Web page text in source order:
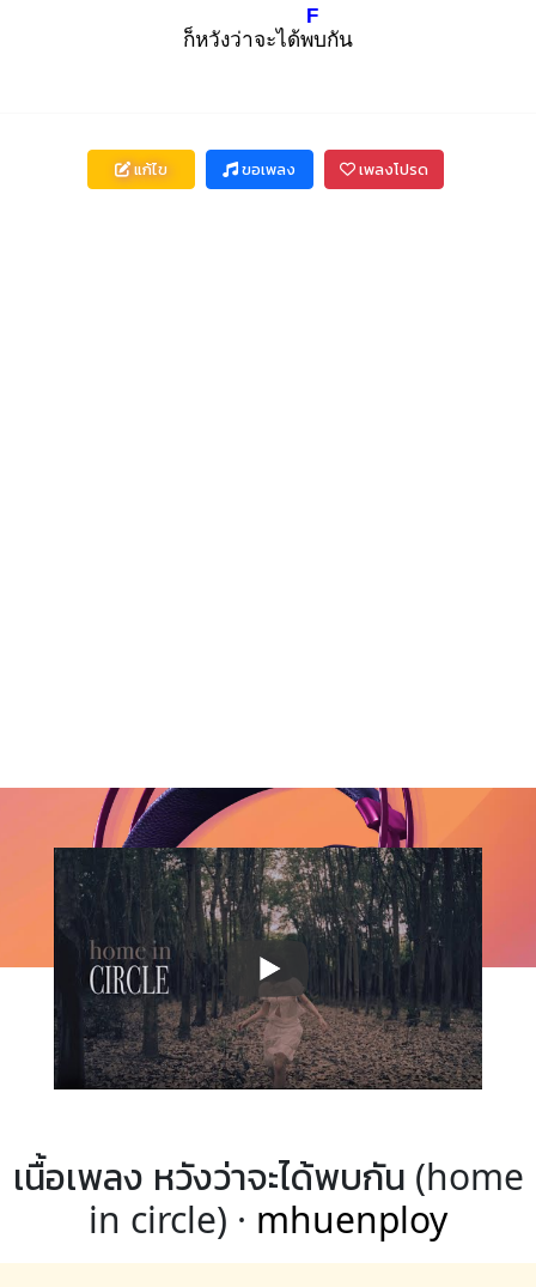
ก็หวังว่าจะได้พบ
F
กัน
แก้ไข ขอเพลง เพลงโปรด
เนื้อเพลง หวังว่าจะได้พบกัน (home
in circle) · mhuenploy